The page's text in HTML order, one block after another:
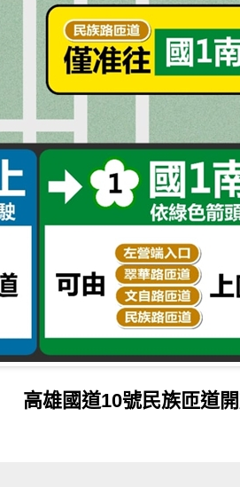
高雄國道10號民族匝道